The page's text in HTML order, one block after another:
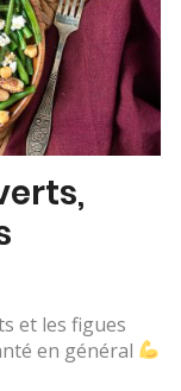
et les figues
en général